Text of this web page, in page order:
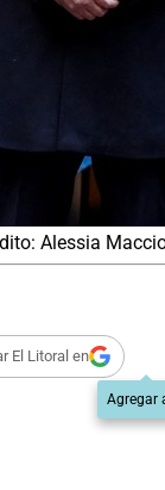
Alessia
El Litoral en
Agregar